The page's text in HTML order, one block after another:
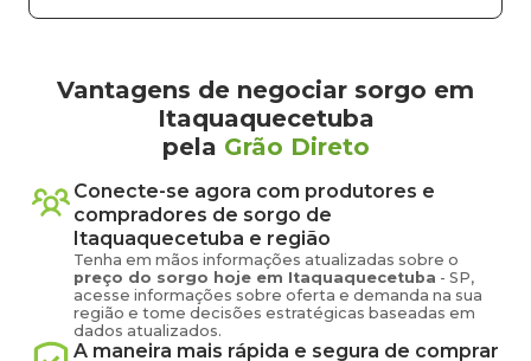
Vantagens de negociar sorgo em
Itaquaquecetuba
pela Grão Direto
Conecte-se agora com produtores e
compradores de sorgo de
Itaquaquecetuba e região
Tenha em mãos informações atualizadas sobre o
preço do sorgo hoje em Itaquaquecetuba - SP,
acesse informações sobre oferta e demanda na sua
região e tome decisões estratégicas baseadas em
dados atualizados.
A maneira mais rápida e segura de comprar